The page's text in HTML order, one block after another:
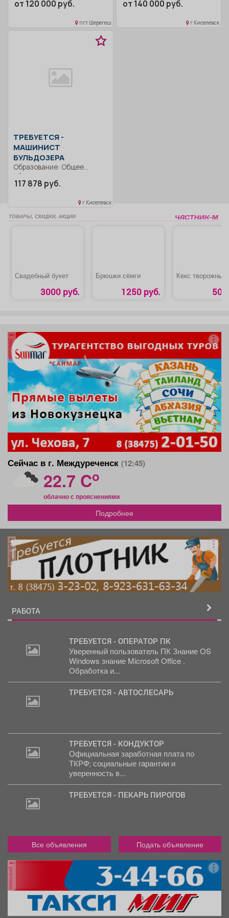
от 120 000 руб.
пгт Шерегеш
Образование: Общее
автомобиля БеЛАЗ 75131
от 140 000 руб.
г Киселевск
ТРЕБУЕТСЯ -
МАШИНИСТ
БУЛЬДОЗЕРА
Образование: Общее
образование.. Управление
бульдозером, осмотр и
117 878 руб.
г Киселевск
ТОВАРЫ, СКИДКИ, АКЦИИ
Свадебный букет
3000 руб.
Брюшки сёмги
1250 руб.
Кекс творожный
50
реклама
Сейчас в г. Междуреченск (12:45)
22.7 Co
облачно с прояснениями
Подробнее
реклама
РАБОТА
ТРЕБУЕТСЯ - ОПЕРАТОР ПК
Уверенный пользователь ПК Знание OS
Windows знание Microsoft Office .
Обработка и...
ТРЕБУЕТСЯ - АВТОСЛЕСАРЬ
ТРЕБУЕТСЯ - КОНДУКТОР
Официальная заработная плата по
ТКРФ; социальные гарантии и
уверенность в...
ТРЕБУЕТСЯ - ПЕКАРЬ ПИРОГОВ
Все объявления Подать объявление
реклама